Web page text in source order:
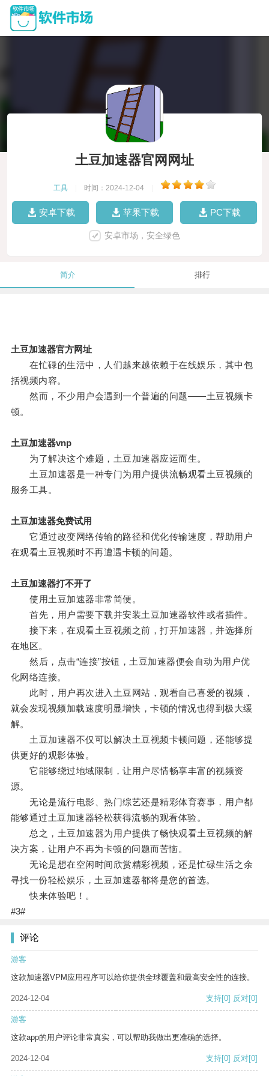
土豆加速器官网网址
工具 时间：2024-12-04
安卓下载 苹果下载 PC下载
安卓市场，安全绿色
简介 排行
土豆加速器官方网址
在忙碌的生活中，人们越来越依赖于在线娱乐，其中包
括视频内容。
然而，不少用户会遇到一个普遍的问题——土豆视频卡
顿。
土豆加速器vnp
为了解决这个难题，土豆加速器应运而生。
土豆加速器是一种专门为用户提供流畅观看土豆视频的
服务工具。
土豆加速器免费试用
它通过改变网络传输的路径和优化传输速度，帮助用户
在观看土豆视频时不再遭遇卡顿的问题。
土豆加速器打不开了
使用土豆加速器非常简便。
首先，用户需要下载并安装土豆加速器软件或者插件。
接下来，在观看土豆视频之前，打开加速器，并选择所
在地区。
然后，点击“连接”按钮，土豆加速器便会自动为用户优
化网络连接。
此时，用户再次进入土豆网站，观看自己喜爱的视频，
就会发现视频加载速度明显增快，卡顿的情况也得到极大缓
解。
土豆加速器不仅可以解决土豆视频卡顿问题，还能够提
供更好的观影体验。
它能够绕过地域限制，让用户尽情畅享丰富的视频资
源。
无论是流行电影、热门综艺还是精彩体育赛事，用户都
能够通过土豆加速器轻松获得流畅的观看体验。
总之，土豆加速器为用户提供了畅快观看土豆视频的解
决方案，让用户不再为卡顿的问题而苦恼。
无论是想在空闲时间欣赏精彩视频，还是忙碌生活之余
寻找一份轻松娱乐，土豆加速器都将是您的首选。
快来体验吧！。
#3#
评论
游客
这款加速器VPM应用程序可以给你提供全球覆盖和最高安全性的连接。
2024-12-04 支持[0] 反对[0]
游客
这款app的用户评论非常真实，可以帮助我做出更准确的选择。
2024-12-04 支持[0] 反对[0]